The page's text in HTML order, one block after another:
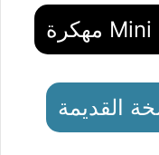
القديمة